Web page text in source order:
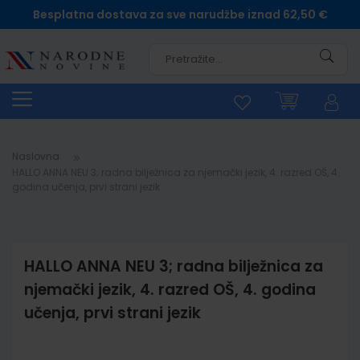
Besplatna dostava za sve narudžbe iznad 62,50 €
Naslovna
HALLO ANNA NEU 3; radna bilježnica za
njemački jezik, 4. razred OŠ, 4. godina
učenja, prvi strani jezik